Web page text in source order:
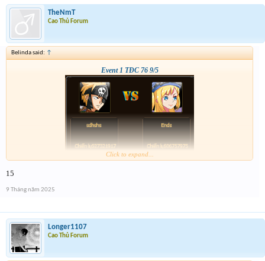
TheNmT
Cao Thủ Forum
Belinda said: ↑
Event 1 TĐC 76 9/5
Click to expand...
15
9 Tháng năm 2025
Longer1107
Cao Thủ Forum